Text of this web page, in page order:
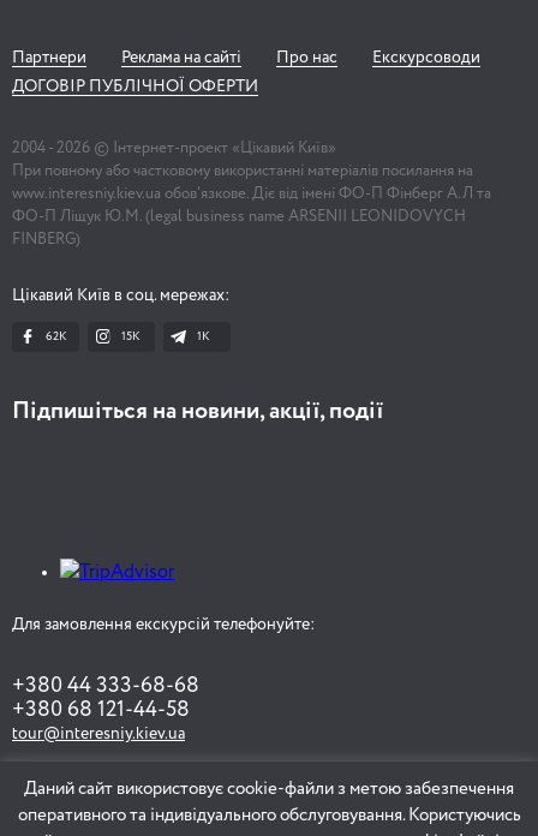
Партнери Реклама на сайті Про нас
Екскурсоводи
ДОГОВІР ПУБЛІЧНОЇ ОФЕРТИ
2004 - 2026 © Інтернет-проект «Цікавий Київ»
При повному або частковому використанні матеріалів посилання на
www.interesniy.kiev.ua обов'язкове. Діє від імені ФО-П Фінберг А.Л та
ФО-П Ліщук Ю.М. (legal business name ARSENII LEONIDOVYCH
FINBERG)
Цікавий Київ в соц. мережах:
62K 15K 1К
Підпишіться на новини, акції, події
Для замовлення екскурсій телефонуйте:
+380 44 333-68-68
+380 68 121-44-58
tour@interesniy.kiev.ua
ЗАМОВИТИ ЕКСКУРСІЮ
Даний сайт використовує cookie-файли з метою забезпечення
оперативного та індивідуального обслуговування. Користуючись